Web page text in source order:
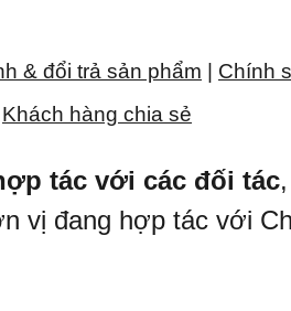
& đổi trả sản phẩm Chính
Khách hàng chia sẻ
tác với các đối tác
vị đang hợp tác với